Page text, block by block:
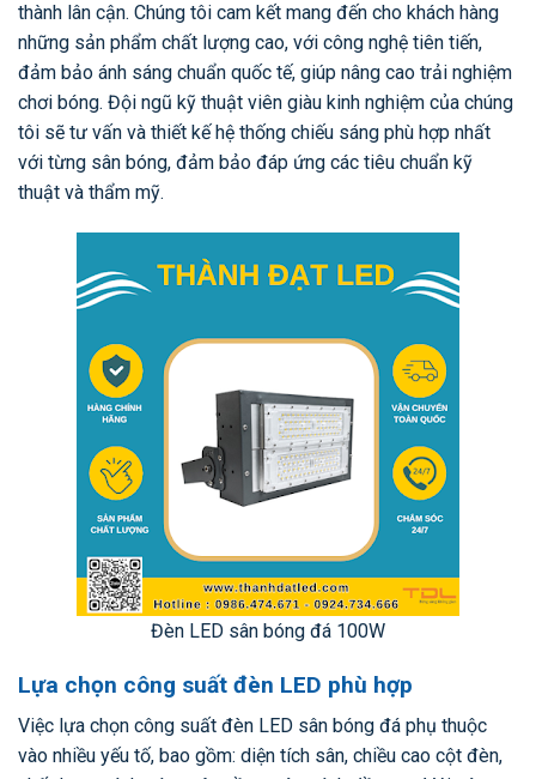
thành lân cận. Chúng tôi cam kết mang đến cho khách hàng
những sản phẩm chất lượng cao, với công nghệ tiên tiến,
đảm bảo ánh sáng chuẩn quốc tế, giúp nâng cao trải nghiệm
chơi bóng. Đội ngũ kỹ thuật viên giàu kinh nghiệm của chúng
tôi sẽ tư vấn và thiết kế hệ thống chiếu sáng phù hợp nhất
với từng sân bóng, đảm bảo đáp ứng các tiêu chuẩn kỹ
thuật và thẩm mỹ.
Đèn LED sân bóng đá 100W
Lựa chọn công suất đèn LED phù hợp
Việc lựa chọn công suất đèn LED sân bóng đá phụ thuộc
vào nhiều yếu tố, bao gồm: diện tích sân, chiều cao cột đèn,